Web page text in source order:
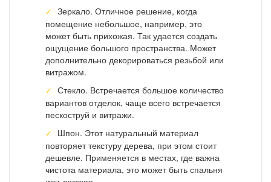
Зеркало. Отличное решение, когда
помещение небольшое, например, это
может быть прихожая. Так удается создать
ощущение большого пространства. Может
дополнительно декорироваться резьбой или
витражом.
Стекло. Встречается большое количество
вариантов отделок, чаще всего встречается
пескоструй и витражи.
Шпон. Этот натуральный материал
повторяет текстуру дерева, при этом стоит
дешевле. Применяется в местах, где важна
чистота материала, это может быть спальня